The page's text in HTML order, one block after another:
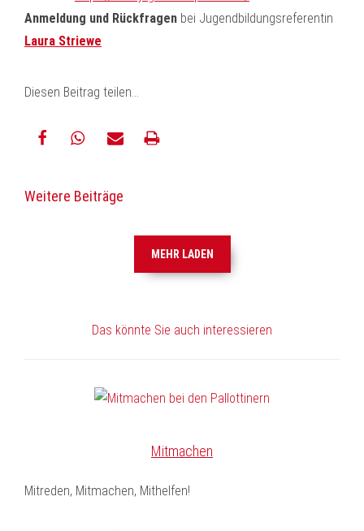
Anmeldung und Rückfragen bei Jugendbildungsreferentin
Laura Striewe
Diesen Beitrag teilen...
Mail
Weitere Beiträge
MEHR LADEN
Das könnte Sie auch interessieren
Mitmachen
Mitreden, Mitmachen, Mithelfen!